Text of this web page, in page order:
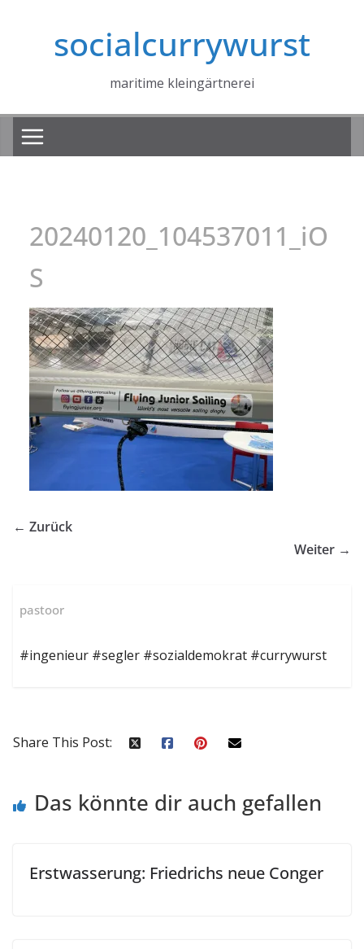
socialcurrywurst
maritime kleingärtnerei
20240120_104537011_iO
S
← Zurück
Weiter →
pastoor
#ingenieur #segler #sozialdemokrat #currywurst
Share This Post:
Das könnte dir auch gefallen
Erstwasserung: Friedrichs neue Conger